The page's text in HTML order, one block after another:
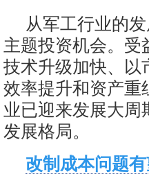
从军工行业的
主题投资机会。受
技术升级加快、以
效率提升和资产重
业已迎来发展大周
发展格局。
改制成本问题